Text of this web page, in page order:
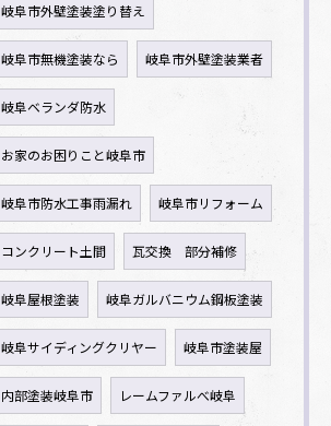
岐阜市外壁塗装塗り替え
岐阜市無機塗装なら 岐阜市外壁塗装業者
岐阜ベランダ防水
お家のお困りこと岐阜市
岐阜市防水工事雨漏れ 岐阜市リフォーム
コンクリート土間 瓦交換 部分補修
岐阜屋根塗装 岐阜ガルバニウム鋼板塗装
岐阜サイディングクリヤー 岐阜市塗装屋
内部塗装岐阜市 レームファルべ岐阜